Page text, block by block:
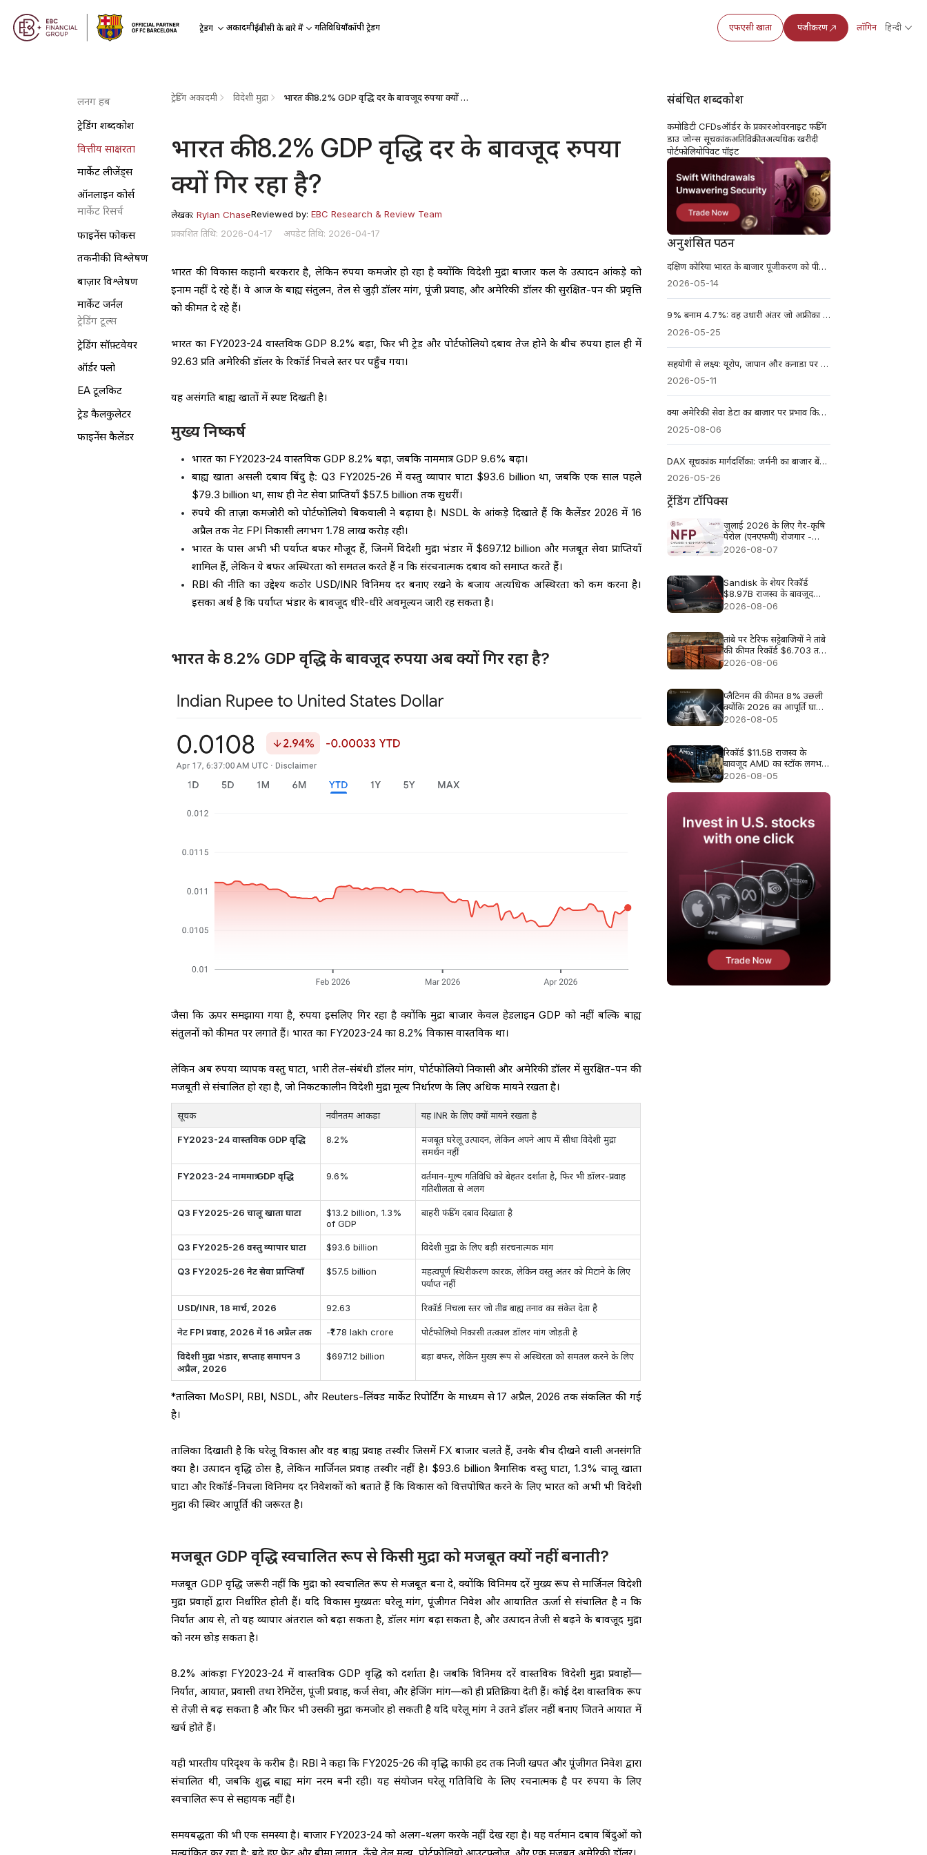
ट्रेडिंग अकादमीईबीसी के बारे में गतिविधियाँकॉपी ट्रेडिंग एफएसी खाता पंजीकरण लॉगिन हिन्दी
लर्निंग हब
ट्रेडिंग शब्दकोश
वित्तीय साक्षरता
मार्केट लीजेंड्स
ऑनलाइन कोर्स
मार्केट रिसर्च
फाइनेंस फोकस
तकनीकी विश्लेषण
बाज़ार विश्लेषण
मार्केट जर्नल
ट्रेडिंग टूल्स
ट्रेडिंग सॉफ़्टवेयर
ऑर्डर फ्लो
EA टूलकिट
ट्रेड कैलकुलेटर
फाइनेंस कैलेंडर
ट्रेडिंग अकादमी विदेशी मुद्रा भारत की 8.2% GDP वृद्धि दर के बावजूद रुपया क्यों गिर रहा है?
भारत की 8.2% GDP वृद्धि दर के बावजूद रुपया
क्यों गिर रहा है?
लेखक:Rylan ChaseReviewed by:EBC Research & Review Team
प्रकाशित तिथि: 2026-04-17
अपडेट तिथि: 2026-04-17
भारत की विकास कहानी बरकरार है, लेकिन रुपया कमजोर हो रहा है क्योंकि विदेशी मुद्रा बाजार कल के उत्पादन आंकड़े को
इनाम नहीं दे रहे हैं। वे आज के बाह्य संतुलन, तेल से जुड़ी डॉलर मांग, पूंजी प्रवाह, और अमेरिकी डॉलर की सुरक्षित-पन की प्रवृत्ति
को कीमत दे रहे हैं।
भारत का FY2023-24 वास्तविक GDP 8.2% बढ़ा, फिर भी ट्रेड और पोर्टफोलियो दबाव तेज होने के बीच रुपया हाल ही में
92.63 प्रति अमेरिकी डॉलर के रिकॉर्ड निचले स्तर पर पहुँच गया।
यह असंगति बाह्य खातों में स्पष्ट दिखती है।
मुख्य निष्कर्ष
भारत का FY2023-24 वास्तविक GDP 8.2% बढ़ा, जबकि नाममात्र GDP 9.6% बढ़ा।
बाह्य खाता असली दबाव बिंदु है: Q3 FY2025-26 में वस्तु व्यापार घाटा $93.6 billion था, जबकि एक साल पहले
$79.3 billion था, साथ ही नेट सेवा प्राप्तियाँ $57.5 billion तक सुधरीं।
रुपये की ताज़ा कमजोरी को पोर्टफोलियो बिकवाली ने बढ़ाया है। NSDL के आंकड़े दिखाते हैं कि कैलेंडर 2026 में 16
अप्रैल तक नेट FPI निकासी लगभग ₹1.78 लाख करोड़ रही।
भारत के पास अभी भी पर्याप्त बफर मौजूद हैं, जिनमें विदेशी मुद्रा भंडार में $697.12 billion और मजबूत सेवा प्राप्तियाँ
शामिल हैं, लेकिन ये बफर अस्थिरता को समतल करते हैं न कि संरचनात्मक दबाव को समाप्त करते हैं।
RBI की नीति का उद्देश्य कठोर USD/INR विनिमय दर बनाए रखने के बजाय अत्यधिक अस्थिरता को कम करना है।
इसका अर्थ है कि पर्याप्त भंडार के बावजूद धीरे-धीरे अवमूल्यन जारी रह सकता है।
भारत के 8.2% GDP वृद्धि के बावजूद रुपया अब क्यों गिर रहा है?
जैसा कि ऊपर समझाया गया है, रुपया इसलिए गिर रहा है क्योंकि मुद्रा बाजार केवल हेडलाइन GDP को नहीं बल्कि बाह्य
संतुलनों को कीमत पर लगाते हैं। भारत का FY2023-24 का 8.2% विकास वास्तविक था।
लेकिन अब रुपया व्यापक वस्तु घाटा, भारी तेल-संबंधी डॉलर मांग, पोर्टफोलियो निकासी और अमेरिकी डॉलर में सुरक्षित-पन की
मजबूती से संचालित हो रहा है, जो निकटकालीन विदेशी मुद्रा मूल्य निर्धारण के लिए अधिक मायने रखता है।
सूचक नवीनतम आंकड़ा यह INR के लिए क्यों मायने रखता है
FY2023-24 वास्तविक GDP वृद्धि 8.2%
मजबूत घरेलू उत्पादन, लेकिन अपने आप में सीधा विदेशी मुद्रा
समर्थन नहीं
FY2023-24 नाममात्र GDP वृद्धि 9.6%
वर्तमान-मूल्य गतिविधि को बेहतर दर्शाता है, फिर भी डॉलर-प्रवाह
गतिशीलता से अलग
Q3 FY2025-26 चालू खाता घाटा
$13.2 billion, 1.3%
of GDP
बाहरी फंडिंग दबाव दिखाता है
Q3 FY2025-26 वस्तु व्यापार घाटा $93.6 billion विदेशी मुद्रा के लिए बड़ी संरचनात्मक मांग
Q3 FY2025-26 नेट सेवा प्राप्तियाँ $57.5 billion
महत्वपूर्ण स्थिरीकरण कारक, लेकिन वस्तु अंतर को मिटाने के लिए
पर्याप्त नहीं
USD/INR, 18 मार्च, 2026 92.63 रिकॉर्ड निचला स्तर जो तीव्र बाह्य तनाव का संकेत देता है
नेट FPI प्रवाह, 2026 में 16 अप्रैल तक -₹1.78 lakh crore पोर्टफोलियो निकासी तत्काल डॉलर मांग जोड़ती है
विदेशी मुद्रा भंडार, सप्ताह समापन 3
अप्रैल, 2026
$697.12 billion बड़ा बफर, लेकिन मुख्य रूप से अस्थिरता को समतल करने के लिए
*तालिका MoSPI, RBI, NSDL, और Reuters-लिंक्ड मार्केट रिपोर्टिंग के माध्यम से 17 अप्रैल, 2026 तक संकलित की गई
है।
तालिका दिखाती है कि घरेलू विकास और वह बाह्य प्रवाह तस्वीर जिसमें FX बाजार चलते हैं, उनके बीच दीखने वाली अनसंगति
क्या है। उत्पादन वृद्धि ठोस है, लेकिन मार्जिनल प्रवाह तस्वीर नहीं है। $93.6 billion त्रैमासिक वस्तु घाटा, 1.3% चालू खाता
घाटा और रिकॉर्ड-निचला विनिमय दर निवेशकों को बताते हैं कि विकास को वित्तपोषित करने के लिए भारत को अभी भी विदेशी
मुद्रा की स्थिर आपूर्ति की जरूरत है।
मजबूत GDP वृद्धि स्वचालित रूप से किसी मुद्रा को मजबूत क्यों नहीं बनाती?
मजबूत GDP वृद्धि जरूरी नहीं कि मुद्रा को स्वचालित रूप से मजबूत बना दे, क्योंकि विनिमय दरें मुख्य रूप से मार्जिनल विदेशी
मुद्रा प्रवाहों द्वारा निर्धारित होती हैं। यदि विकास मुख्यतः घरेलू मांग, पूंजीगत निवेश और आयातित ऊर्जा से संचालित है न कि
निर्यात आय से, तो यह व्यापार अंतराल को बढ़ा सकता है, डॉलर मांग बढ़ा सकता है, और उत्पादन तेजी से बढ़ने के बावजूद मुद्रा
को नरम छोड़ सकता है।
8.2% आंकड़ा FY2023-24 में वास्तविक GDP वृद्धि को दर्शाता है। जबकि विनिमय दरें वास्तविक विदेशी मुद्रा प्रवाहों—
निर्यात, आयात, प्रवासी तथा रेमिटेंस, पूंजी प्रवाह, कर्ज सेवा, और हेजिंग मांग—को ही प्रतिक्रिया देती हैं। कोई देश वास्तविक रूप
से तेज़ी से बढ़ सकता है और फिर भी उसकी मुद्रा कमजोर हो सकती है यदि घरेलू मांग ने उतने डॉलर नहीं बनाए जितने आयात में
खर्च होते हैं।
यही भारतीय परिदृश्य के करीब है। RBI ने कहा कि FY2025-26 की वृद्धि काफी हद तक निजी खपत और पूंजीगत निवेश द्वारा
संचालित थी, जबकि शुद्ध बाह्य मांग नरम बनी रही। यह संयोजन घरेलू गतिविधि के लिए रचनात्मक है पर रुपया के लिए
स्वचालित रूप से सहायक नहीं है।
समयबद्धता की भी एक समस्या है। बाजार FY2023-24 को अलग-थलग करके नहीं देख रहा है। यह वर्तमान दबाव बिंदुओं को
संबंधित शब्दकोश
कमोडिटी CFDsऑर्डर के प्रकारओवरनाइट फंडिंग
डाउ जोन्स सूचकांकअतिविक्रीतअत्यधिक खरीदी
पोर्टफोलियोपिवट पॉइंट
अनुशंसित पठन
दक्षिण कोरिया भारत के बाजार पूंजीकरण को पीछे छोड़ने वाला है
2026-05-14
9% बनाम 4.7%: वह उधारी अंतर जो अफ्रीका को $75 Billion प्रति वर्ष महँगा पड़ता है और उसकी उभरती ताकत को रोक रहा है
2026-05-25
सहयोगी से लक्ष्य: यूरोप, जापान और कनाडा पर अमेरिकी टैरिफ कैसे पश्चिमी गठबंधन में दरारें ला रहे हैं
2026-05-11
क्या अमेरिकी सेवा डेटा का बाज़ार पर प्रभाव किसी रुझान का संकेत दे सकता है?
2025-08-06
DAX सूचकांक मार्गदर्शिका: जर्मनी का बाजार बेंचमार्क कैसे काम करता है
2026-05-26
ट्रेंडिंग टॉपिक्स
जुलाई 2026 के लिए गैर-कृषि
पेरोल (एनएफपी) रोजगार -
पिछला आंकड़ा: 57 हजार,
2026-08-07
Sandisk के शेयर रिकॉर्ड
$8.97B राजस्व के बावजूद
लगभग 13% क्यों गिरे
2026-08-06
तांबे पर टैरिफ सट्टेबाज़ियों ने तांबे
की कीमत रिकॉर्ड $6.703 तक
धकेल दी
2026-08-06
प्लैटिनम की कीमत 8% उछली
क्योंकि 2026 का आपूर्ति घाटा
फिर से ध्यान में आया
2026-08-05
रिकॉर्ड $11.5B राजस्व के
बावजूद AMD का स्टॉक लगभग
9% क्यों गिरा
2026-08-05